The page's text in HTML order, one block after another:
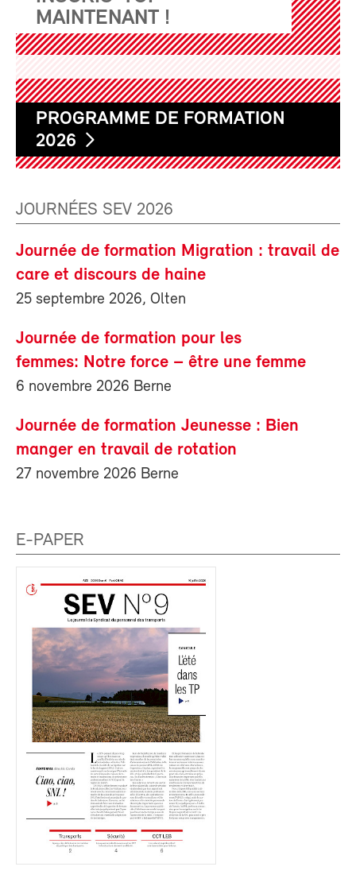
MAINTENANT !
PROGRAMME DE FORMATION
2026
JOURNÉES SEV 2026
Journée de formation Migration : travail de
care et discours de haine
25 septembre 2026, Olten
Journée de formation pour les
femmes: Notre force – être une femme
6 novembre 2026 Berne
Journée de formation Jeunesse : Bien
manger en travail de rotation
27 novembre 2026 Berne
E-PAPER